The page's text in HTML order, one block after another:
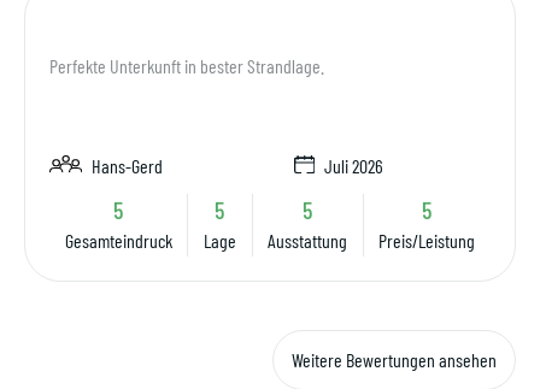
Perfekte Unterkunft in bester Strandlage.
Hans-Gerd Juli 2026
5
Gesamteindruck
5
Lage
5
Ausstattung
5
Preis/Leistung
Weitere Bewertungen ansehen